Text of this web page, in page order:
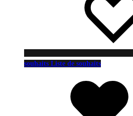
souhaits Liste de souhaits